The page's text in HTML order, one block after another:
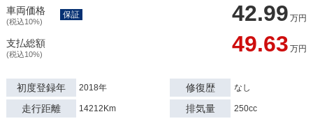
車両価格
(税込10%) 42.99 万円
保証
支払総額
(税込10%) 49.63 万円
初度登録年 2018年 修復歴 なし
走行距離 14212Km 排気量 250cc